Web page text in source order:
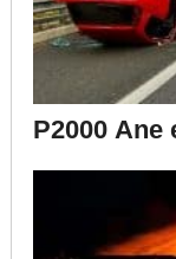
P2000 Ane